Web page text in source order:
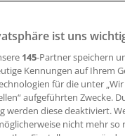
van den Bergh
17:22 Uhr
ist uns
145-Partner speichern
Kennungen auf Ihrem
für die unter
aufgeführten Zwecke.
werden diese deaktiviert.
nicht mehr so